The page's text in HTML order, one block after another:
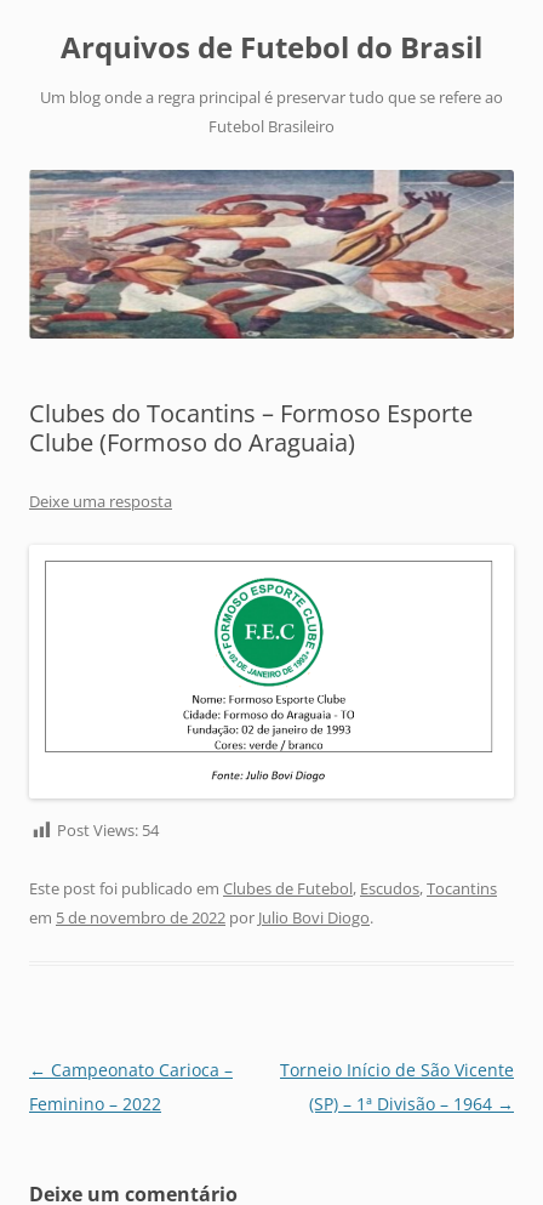
Arquivos de Futebol do Brasil
Um blog onde a regra principal é preservar tudo que se refere ao
Futebol Brasileiro
Clubes do Tocantins – Formoso Esporte
Clube (Formoso do Araguaia)
Deixe uma resposta
Post Views: 54
Este post foi publicado em Clubes de Futebol, Escudos,Tocantins
em 5 de novembro de 2022 por Julio Bovi Diogo.
Navegação
de
← Campeonato Carioca –
Feminino – 2022
Torneio Início de São Vicente
(SP) – 1ª Divisão – 1964 →
Deixe um comentário